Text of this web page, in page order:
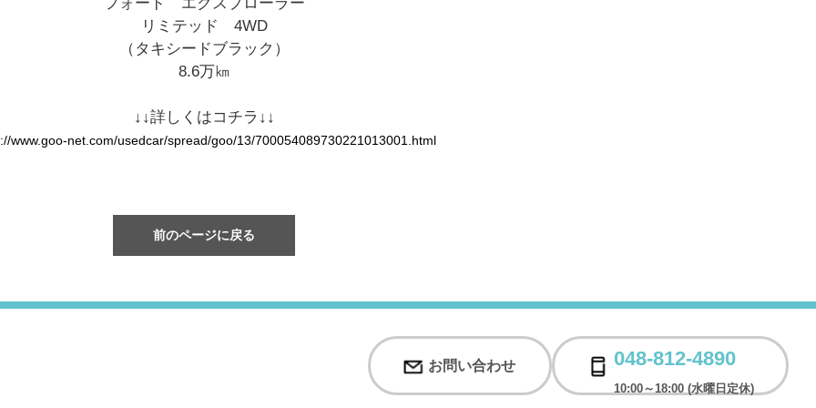
リミテッド 4WD
（タキシードブラック）
8.6万㎞
↓↓詳しくはコチラ↓↓
www.goo-net.com/usedcar/spread/goo/13/700054089730221013001.html
前のページに戻る
お問い合わせ 048-812-4890
10:00～18:00 (水曜日定休)